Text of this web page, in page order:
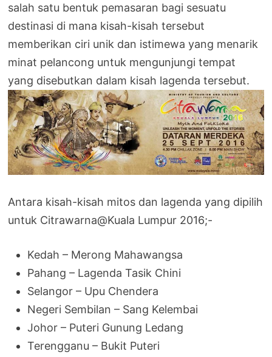
salah satu bentuk pemasaran bagi sesuatu
destinasi di mana kisah-kisah tersebut
memberikan ciri unik dan istimewa yang menarik
minat pelancong untuk mengunjungi tempat
yang disebutkan dalam kisah lagenda tersebut.
Antara kisah-kisah mitos dan lagenda yang dipilih
untuk Citrawarna@Kuala Lumpur 2016;-
Kedah – Merong Mahawangsa
Pahang – Lagenda Tasik Chini
Selangor – Upu Chendera
Negeri Sembilan – Sang Kelembai
Johor – Puteri Gunung Ledang
Terengganu – Bukit Puteri